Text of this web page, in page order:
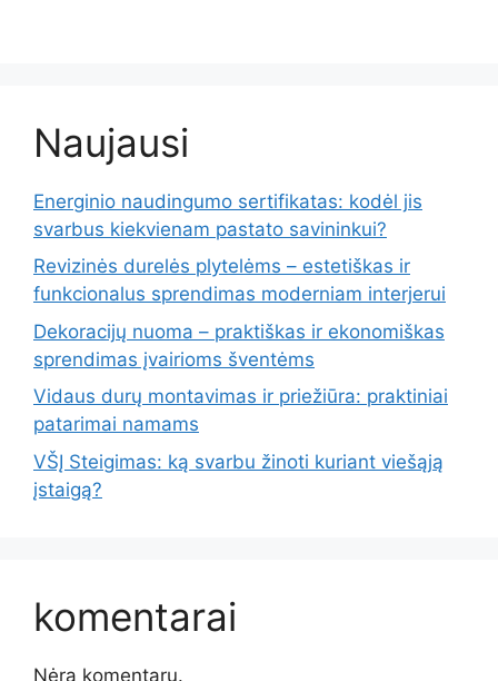
Naujausi
Energinio naudingumo sertifikatas: kodėl jis
svarbus kiekvienam pastato savininkui?
Revizinės durelės plytelėms – estetiškas ir
funkcionalus sprendimas moderniam interjerui
Dekoracijų nuoma – praktiškas ir ekonomiškas
sprendimas įvairioms šventėms
Vidaus durų montavimas ir priežiūra: praktiniai
patarimai namams
VŠĮ Steigimas: ką svarbu žinoti kuriant viešąją
įstaigą?
komentarai
Nėra komentarų.